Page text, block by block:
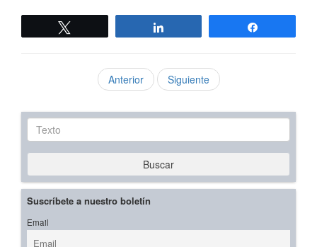
Anterior Siguiente
Texto
Buscar
Suscríbete a nuestro boletín
Email